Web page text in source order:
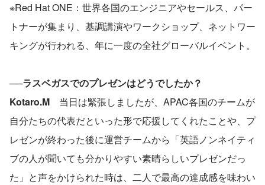
※Red Hat ONE：世界各国のエンジニアやセールス、パー
トナーが集まり、基調講演やワークショップ、ネットワー
キングが行われる、年に一度の全社グローバルイベント。
──ラスベガスでのプレゼンはどうでしたか？
Kotaro.M 当日は緊張しましたが、APAC各国のチームが
自分たちの代表だといった形で応援してくれたことや、プ
レゼンが終わった後に運営チームから「英語ノンネイティ
ブの人が聞いても分かりやすい素晴らしいプレゼンだっ
た」と声をかけられた時は、二人で最高の達成感を味わい